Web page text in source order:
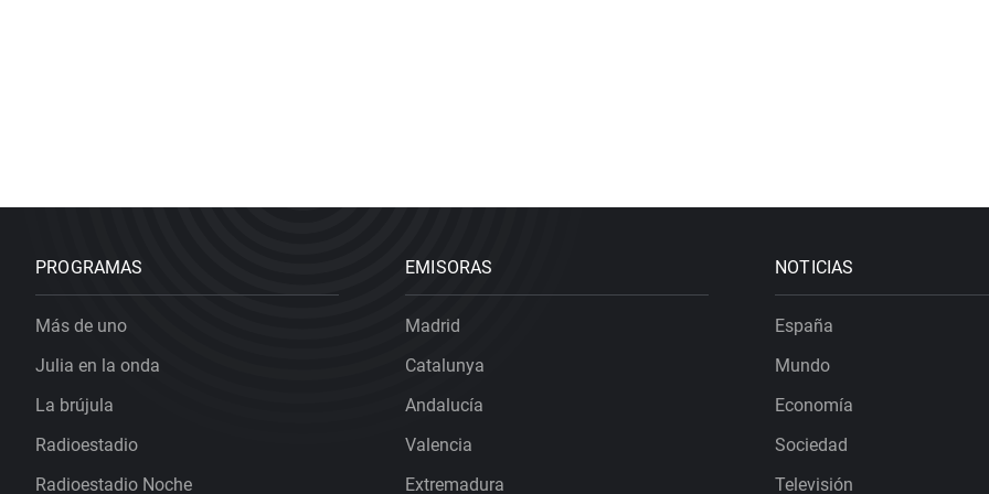
PROGRAMAS
Más de uno
Julia en la onda
La brújula
Radioestadio
Radioestadio Noche
EMISORAS
Madrid
Catalunya
Andalucía
Valencia
Extremadura
NOTICIAS
España
Mundo
Economía
Sociedad
Televisión